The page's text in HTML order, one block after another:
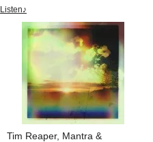
Listen♪
Tim Reaper, Mantra &